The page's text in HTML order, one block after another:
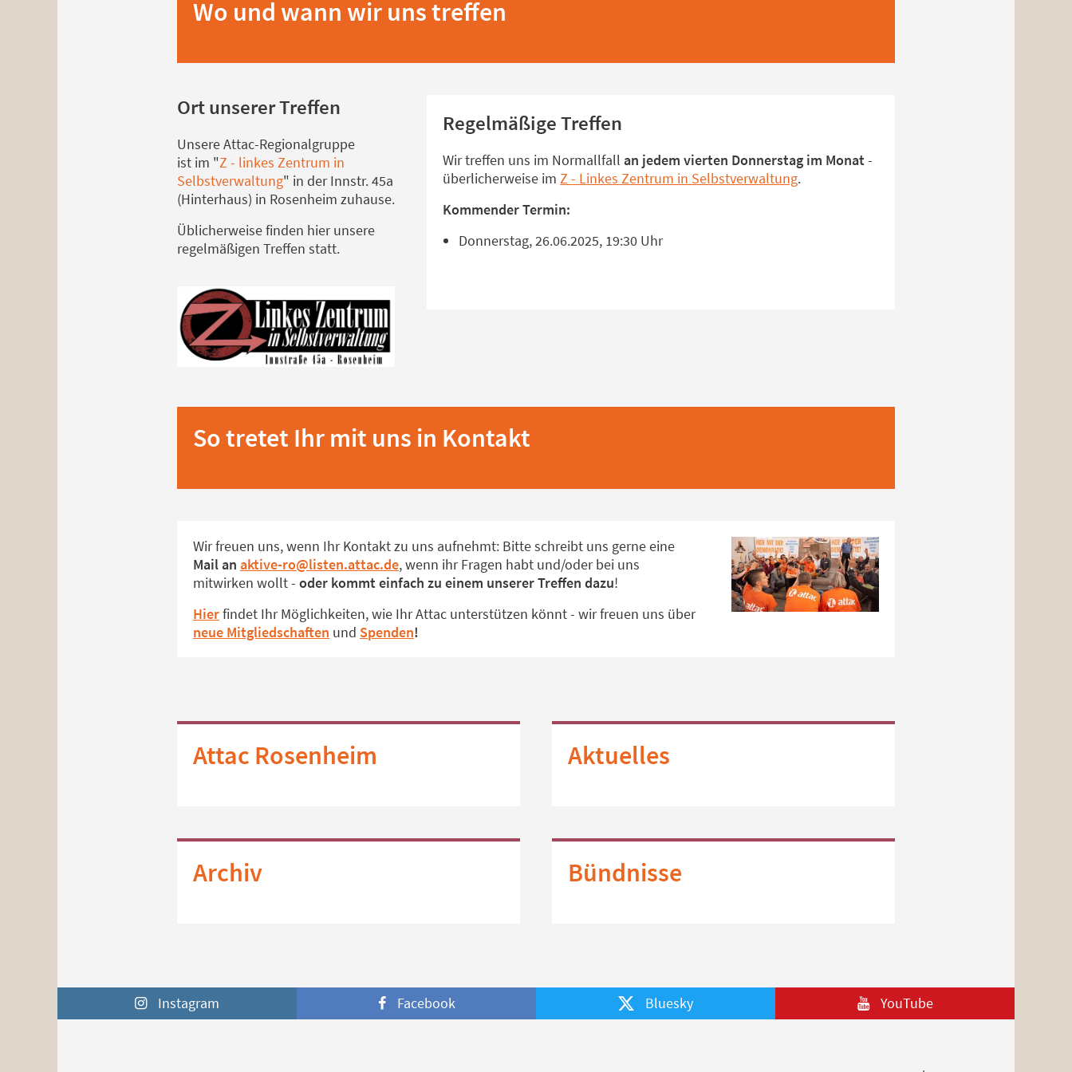
Wo und wann wir uns treffen
Ort unserer Treffen
Unsere Attac-Regionalgruppe
ist im "Z - linkes Zentrum in
Selbstverwaltung" in der Innstr. 45a
(Hinterhaus) in Rosenheim zuhause.
Üblicherweise finden hier unsere
regelmäßigen Treffen statt.
Regelmäßige Treffen
Wir treffen uns im Normallfall an jedem vierten Donnerstag im Monat -
überlicherweise imZ - Linkes Zentrum in Selbstverwaltung.
Kommender Termin:
Donnerstag, 26.06.2025, 19:30 Uhr
So tretet Ihr mit uns in Kontakt
Wir freuen uns, wenn Ihr Kontakt zu uns aufnehmt: Bitte schreibt uns gerne eine
Mail an aktive-ro@listen.attac.de, wenn ihr Fragen habt und/oder bei uns
mitwirken wollt - oder kommt einfach zu einem unserer Treffen dazu!
Hierfindet Ihr Möglichkeiten, wie Ihr Attac unterstützen könnt - wir freuen uns über
neue Mitgliedschaften und Spenden!
Attac Rosenheim Aktuelles
Archiv Bündnisse
Instagram Facebook Bluesky YouTube